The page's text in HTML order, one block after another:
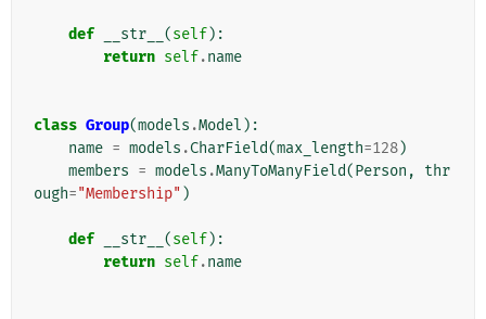
def __str__ (self):
return self.name
class Group(models .Model ):
name = models .CharField(max_length=128)
members = models .ManyToManyField(Person ,
thr
ough="Membership" )
def __str__ (self):
return self.name